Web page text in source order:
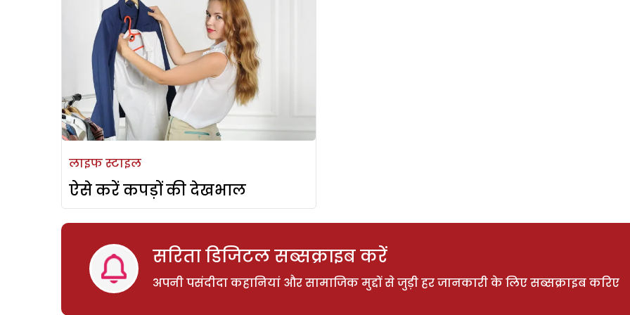
लाइफ स्टाइल
ऐसे करें कपड़ों की देखभाल
सरिता डिजिटल सब्सक्राइब करें
अपनी पसंदीदा कहानियां और सामाजिक मुद्दों से जुड़ी हर जानकारी के लिए सब्सक्राइब करिए